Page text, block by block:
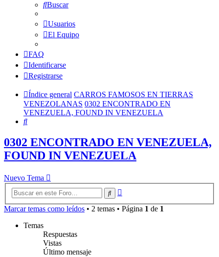
Buscar
Usuarios
El Equipo
FAQ
Identificarse
Registrarse
Índice general CARROS FAMOSOS EN TIERRAS
VENEZOLANAS 0302 ENCONTRADO EN
VENEZUELA, FOUND IN VENEZUELA
Buscar
0302 ENCONTRADO EN VENEZUELA,
FOUND IN VENEZUELA
Nuevo Tema
Buscar
Marcar temas como leídos • 2 temas • Página 1 de 1
Temas
Respuestas
Vistas
Último mensaje